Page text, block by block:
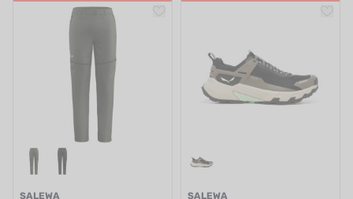
SALEWA
SALEWA